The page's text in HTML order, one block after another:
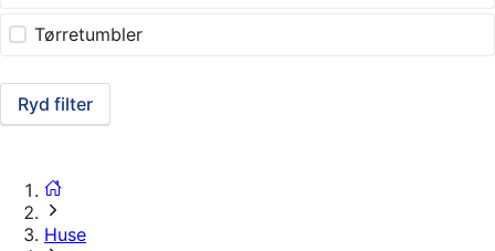
Tørretumbler
Ryd filter
Huse